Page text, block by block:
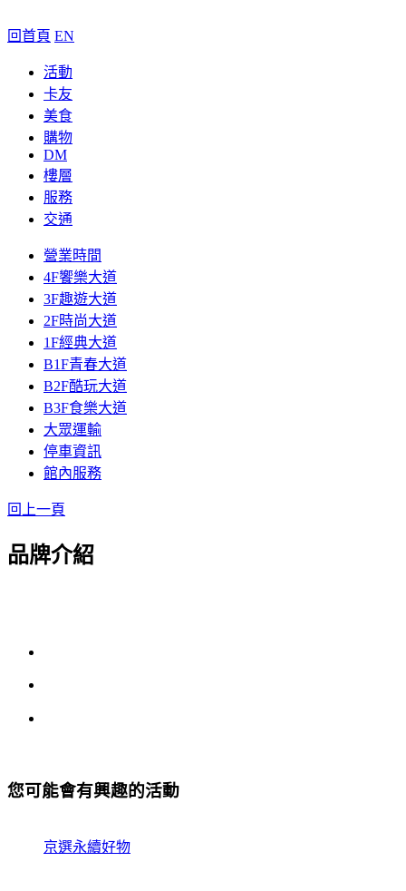
回首頁 EN
活動
卡友
美食
購物
DM
樓層
服務
交通
營業時間
4F饗樂大道
3F趣遊大道
2F時尚大道
1F經典大道
B1F青春大道
B2F酷玩大道
B3F食樂大道
大眾運輸
停車資訊
館內服務
回上一頁
品牌介紹
您可能會有興趣的活動
京選永續好物